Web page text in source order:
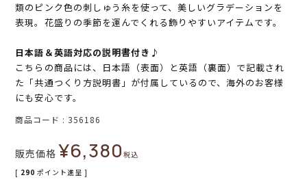
類のピンク色の刺しゅう糸を使って、美しいグラデーションを
表現。花盛りの季節を運んでくれる飾りやすいアイテムです。
日本語＆英語対応の説明書付き♪
こちらの商品には、日本語（表面）と英語（裏面）で記載され
た「共通つくり方説明書」が付属しているので、海外のお客様
にも安心です。
商品コード 356186
販売価格 ¥6,380税込
[ 290 ポイント進呈 ]